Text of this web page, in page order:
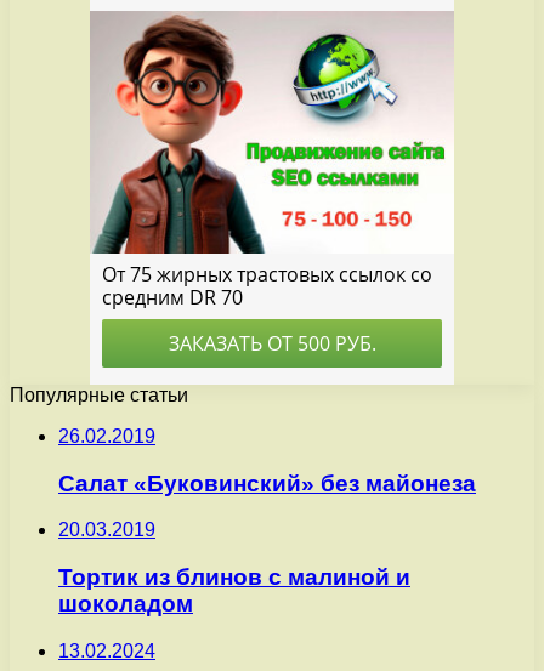
Популярные статьи
26.02.2019
Салат «Буковинский» без майонеза
20.03.2019
Тортик из блинов с малиной и
шоколадом
13.02.2024